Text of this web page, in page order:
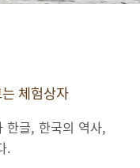
체험상자
한글, 한국의 역사,
.